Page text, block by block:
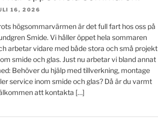
16, 2026
högsommarvärmen är det full fart hos oss på
Smide. Vi håller öppet hela sommaren
arbetar vidare med både stora och små projekt
smide och glas. Just nu arbetar vi bland annat
Behöver du hjälp med tillverkning, montage
service inom smide och glas? Då är du varmt
att kontakta […]